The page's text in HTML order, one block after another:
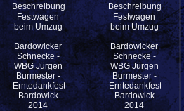
Beschreibung:
Festwagen
beim Umzug
-
Bardowicker
Schnecke -
WBG Jürgen
Burmester -
Erntedankfestes
Bardowick
2014
Beschreibung:
Festwagen
beim Umzug
-
Bardowicker
Schnecke -
WBG Jürgen
Burmester -
Erntedankfestes
Bardowick
2014